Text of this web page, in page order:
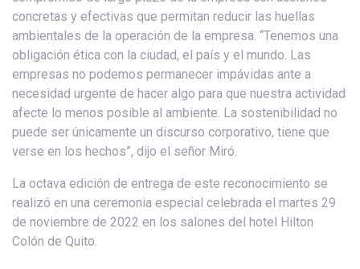
concretas y efectivas que permitan reducir las huellas
ambientales de la operación de la empresa. “Tenemos una
obligación ética con la ciudad, el país y el mundo. Las
empresas no podemos permanecer impávidas ante a
necesidad urgente de hacer algo para que nuestra actividad
afecte lo menos posible al ambiente. La sostenibilidad no
puede ser únicamente un discurso corporativo, tiene que
verse en los hechos”, dijo el señor Miró.
La octava edición de entrega de este reconocimiento se
realizó en una ceremonia especial celebrada el martes 29
de noviembre de 2022 en los salones del hotel Hilton
Colón de Quito.